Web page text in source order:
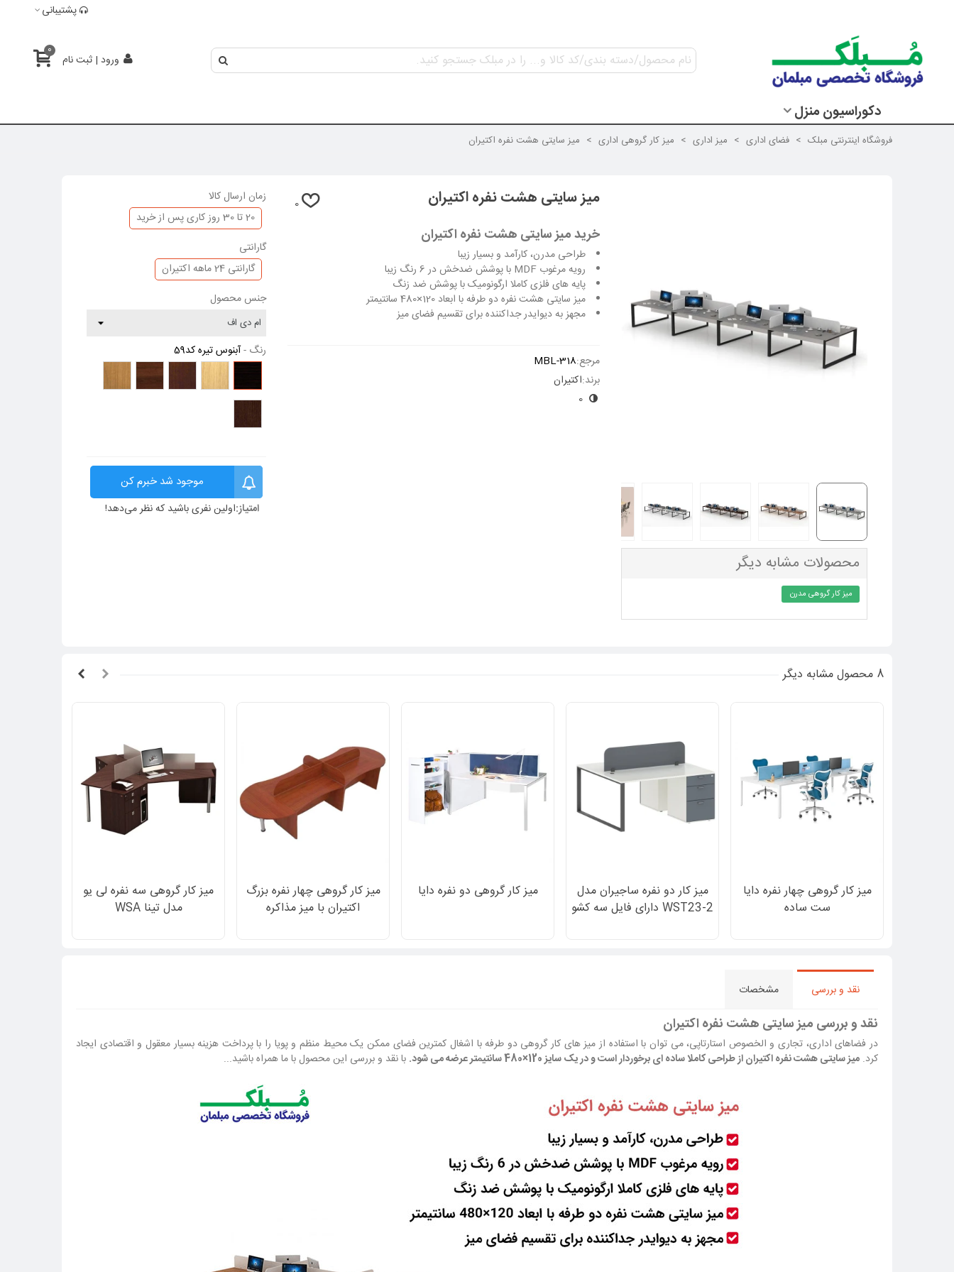
پشتیبانی
ورود | ثبت نام
0
دکوراسیون منزل
فروشگاه اینترنتی مبلک > فضای اداری > میز اداری > میز کار گروهی اداری > میز سایتی هشت نفره اکتیران
محصولات مشابه دیگر
میز کار گروهی مدرن
میز سایتی هشت نفره اکتیران 0
خرید میز سایتی هشت نفره اکتیران
طراحی مدرن، کارآمد و بسیار زیبا
رویه مرغوب MDF با پوشش ضدخش در 6 رنگ زیبا
پایه های فلزی کاملا ارگونومیک با پوشش ضد زنگ
میز سایتی هشت نفره دو طرفه با ابعاد 120×480 سانتیمتر
مجهز به دیوایدر جداکننده برای تقسیم فضای میز
مرجع:MBL-318
برند:اکتیران
0
زمان ارسال کالا
20 تا 30 روز کاری پس از خرید
گارانتی
گارانتی 24 ماهه اکتیران
جنس محصول
رنگ -آبنوس تیره کد59
کد59
گردویی
گردویی
کد13
موجود شد خبرم کن
امتیاز:اولین نفری باشید که نظر می‌دهد!
8 محصول مشابه دیگر
میز کار گروهی چهار نفره دایا
ست ساده
میز کار دو نفره ساجیران مدل
WST23-2 دارای فایل سه کشو
میز کار گروهی دو نفره دایا
میز کار گروهی چهار نفره بزرگ
اکتیران با میز مذاکره
میز کار گروهی سه نفره لی یو
مدل تینا WSA
نقد و بررسی مشخصات
نقد و بررسی میز سایتی هشت نفره اکتیران
در فضاهای اداری، تجاری و الخصوص استارتاپی، می توان با استفاده از میز های کار گروهی دو طرفه با اشغال کمترین فضای ممکن یک محیط منظم و پویا را با پرداخت هزینه بسیار معقول و اقتصادی ایجاد
کرد. میز سایتی هشت نفره اکتیران از طراحی کاملا ساده ای برخوردار است و در یک سایز 120×480 سانتیمتر عرضه می شود. با نقد و بررسی این محصول با ما همراه باشید...